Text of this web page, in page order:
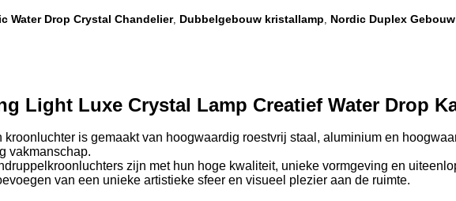
Water Drop Crystal Chandelier, Dubbelgebouw kristallamp, Nordic Duplex
Light Luxe Crystal Lamp Creatief Water Drop
is gemaakt van hoogwaardig roestvrij staal, aluminium en
vakmanschap.
zijn met hun hoge kwaliteit, unieke vormgeving en
van een unieke artistieke sfeer en visueel plezier aan de ruimte.